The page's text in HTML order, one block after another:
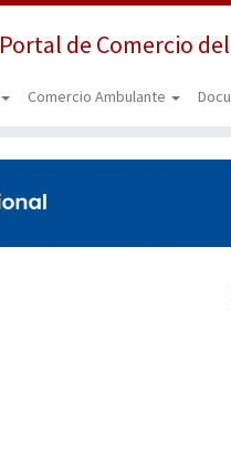
Portal de Comercio
Comercio Ambulante